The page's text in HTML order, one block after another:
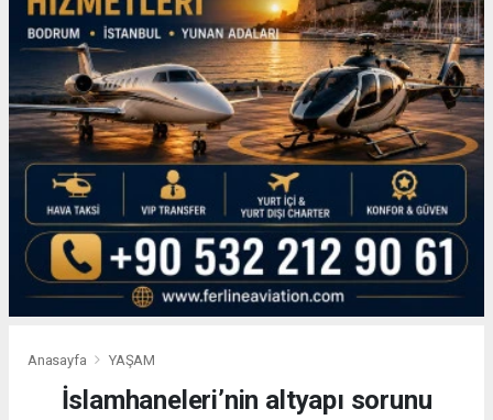
Anasayfa YAŞAM
İslamhaneleri’nin altyapı sorunu